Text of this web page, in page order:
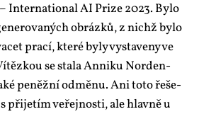
In­ter­nati­o­nal AI Pri­ze 2023. By­lo
ob­ráz­ků, z nichž by­lo
pra­cí, kte­ré by­ly vy­sta­ve­ny ve
se sta­la An­ni­ku Nor­den­
pe­něž­ní od­mě­nu. Ani to­to ře­še­
při­je­tím ve­řej­nos­ti, ale hlav­ně u